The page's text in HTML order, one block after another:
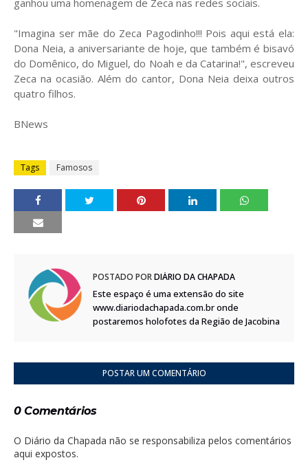
"Imagina ser mãe do Zeca Pagodinho!!! Pois aqui está ela:
Dona Neia, a aniversariante de hoje, que também é bisavó
do Domênico, do Miguel, do Noah e da Catarina!", escreveu
Zeca na ocasião. Além do cantor, Dona Neia deixa outros
quatro filhos.
BNews
Tags Famosos
POSTADO PORDIÁRIO DA CHAPADA
Este espaço é uma extensão do site
www.diariodachapada.com.br onde
postaremos holofotes da Região de Jacobina
POSTAR UM COMENTÁRIO
0 Comentários
O Diário da Chapada não se responsabiliza pelos comentários
aqui expostos.